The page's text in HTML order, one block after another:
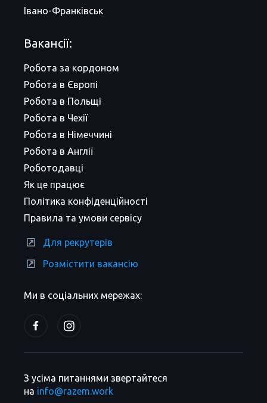
Ми в соціальних мережах:
Івано-Франківськ
Вакансії:
Робота за кордоном
Робота в Європі
Робота в Польщі
Робота в Чехії
Робота в Німеччині
Робота в Англії
Роботодавці
Як це працює
Політика конфіденційності
Правила та умови сервісу
Для рекрутерів
Розмістити вакансію
З усіма питаннями звертайтеся
на info@razem.work